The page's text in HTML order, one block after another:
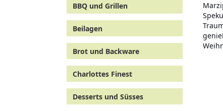
BBQ und Grillen
Beilagen
Brot und Backware
Charlottes Finest
Desserts und Süsses